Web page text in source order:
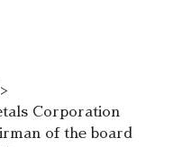
Corporation
of the board